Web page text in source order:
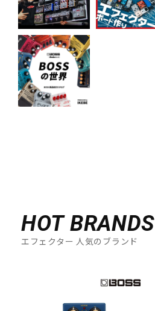
HOT BRANDS
エフェクター 人気のブランド